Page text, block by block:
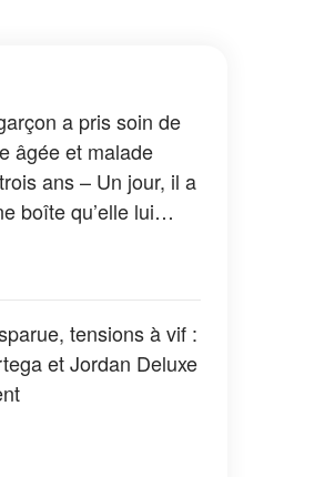
a pris soin de
âgée et malade
ans – Un jour, il a
boîte qu’elle lui
dans sa cour
tensions à vif :
et Jordan Deluxe